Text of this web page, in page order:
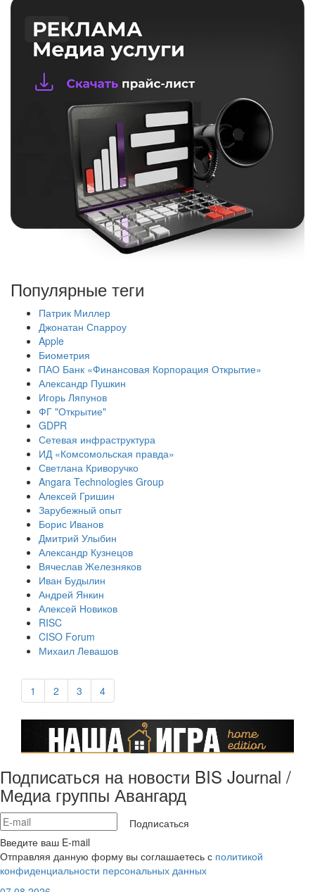
Популярные теги
Патрик Миллер
Джонатан Спарроу
Apple
Биометрия
ПАО Банк «Финансовая Корпорация Открытие»
Александр Пушкин
Игорь Ляпунов
ФГ "Открытие"
GDPR
Сетевая инфраструктура
ИД «Комсомольская правда»
Светлана Криворучко
Angara Technologies Group
Алексей Гришин
Зарубежный опыт
Борис Иванов
Дмитрий Улыбин
Александр Кузнецов
Вячеслав Железняков
Иван Будылин
Андрей Янкин
Алексей Новиков
RISC
CISO Forum
Михаил Левашов
1 2 3 4
Подписаться на новости BIS Journal /
Медиа группы Авангард
Подписаться
Введите ваш E-mail
Отправляя данную форму вы соглашаетесь с политикой
конфиденциальности персональных данных